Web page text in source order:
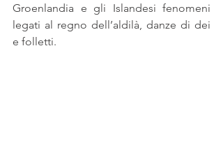
Groenlandia e gli Islandesi fenomeni
legati al regno dell’aldilà, danze di dei
e folletti.